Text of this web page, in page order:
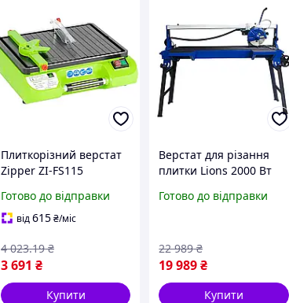
Плиткорізний верстат
Zipper ZI-FS115
компактний 500 Вт 115
мм для різання
Готово до відправки
від615₴/міс
3 691 ₴
4 023.19 ₴
Купити
Верстат для різання
плитки Lions 2000 Вт
мармуру верстат для
Готово до відправки
19 989₴
22 989 ₴
Купити